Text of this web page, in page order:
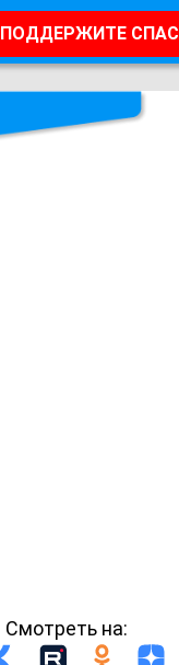
ПОДДЕРЖИТЕ СПАС
Смотреть на: